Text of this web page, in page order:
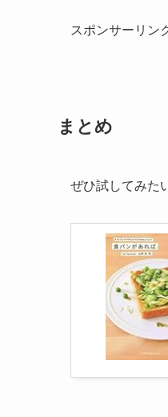
スポンサーリン
まとめ
ぜひ試してみた